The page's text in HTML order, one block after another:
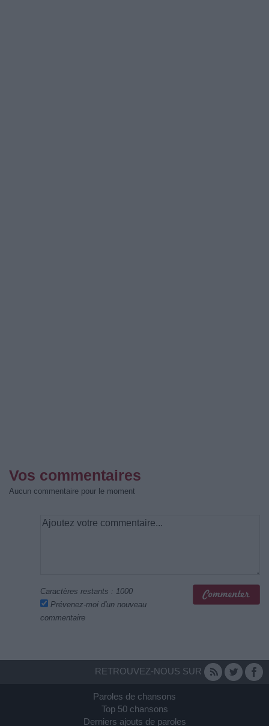
Vos commentaires
Aucun commentaire pour le moment
Caractères restants : 1000
Prévenez-moi d'un nouveau
commentaire
RETROUVEZ-NOUS SUR
Paroles de chansons
Top 50 chansons
Derniers ajouts de paroles